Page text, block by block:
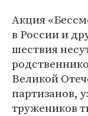
Акция
в России и
шествия
Великой
партизанов,
тружеников